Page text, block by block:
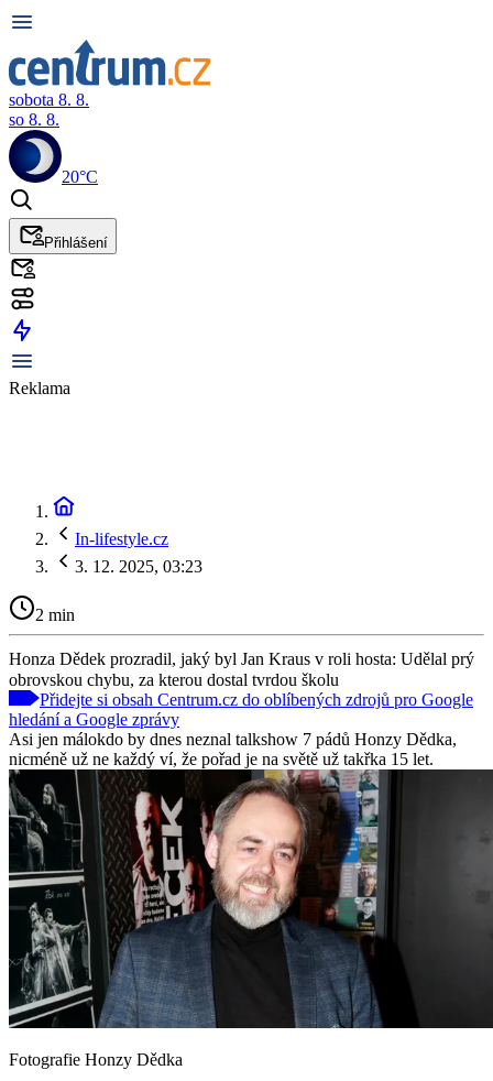
sobota 8. 8.
so 8. 8.
20°C
Přihlášení
Reklama
In-lifestyle.cz
3. 12. 2025, 03:23
2 min
Honza Dědek prozradil, jaký byl Jan Kraus v roli hosta: Udělal prý
obrovskou chybu, za kterou dostal tvrdou školu
Přidejte si obsah Centrum.cz do oblíbených zdrojů pro Google
hledání a Google zprávy
Asi jen málokdo by dnes neznal talkshow 7 pádů Honzy Dědka,
nicméně už ne každý ví, že pořad je na světě už takřka 15 let.
Fotografie Honzy Dědka